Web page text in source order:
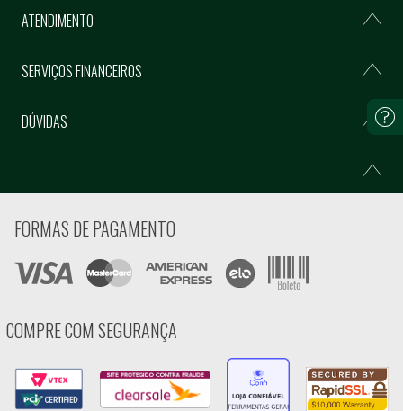
ATENDIMENTO
SERVIÇOS FINANCEIROS
DÚVIDAS
FORMAS DE PAGAMENTO
COMPRE COM SEGURANÇA